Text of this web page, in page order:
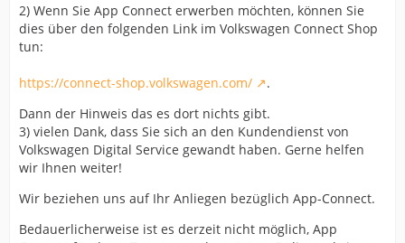
2) Wenn Sie App Connect erwerben möchten, können Sie
dies über den folgenden Link im Volkswagen Connect Shop
tun:
https://connect-shop.volkswagen.com/
.
Dann der Hinweis das es dort nichts gibt.
3) vielen Dank, dass Sie sich an den Kundendienst von
Volkswagen Digital Service gewandt haben. Gerne helfen
wir Ihnen weiter!
Wir beziehen uns auf Ihr Anliegen bezüglich App-Connect.
Bedauerlicherweise ist es derzeit nicht möglich, App